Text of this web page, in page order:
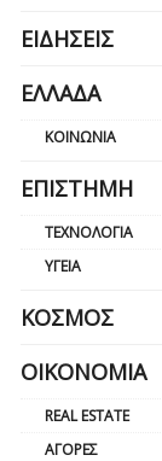
ΕΙΔΉΣΕΙΣ
ΕΛΛΆΔΑ
ΚΟΙΝΩΝΊΑ
ΕΠΙΣΤΉΜΗ
ΤΕΧΝΟΛΟΓΊΑ
ΥΓΕΊΑ
ΚΌΣΜΟΣ
ΟΙΚΟΝΟΜΊΑ
REAL ESTATE
ΑΓΟΡΈΣ